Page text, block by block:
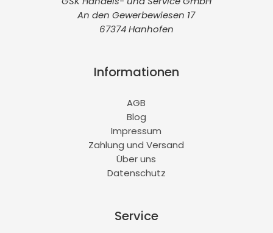
An den Gewerbewiesen 17
67374 Hanhofen
Informationen
AGB
Blog
Impressum
Zahlung und Versand
Über uns
Datenschutz
Service